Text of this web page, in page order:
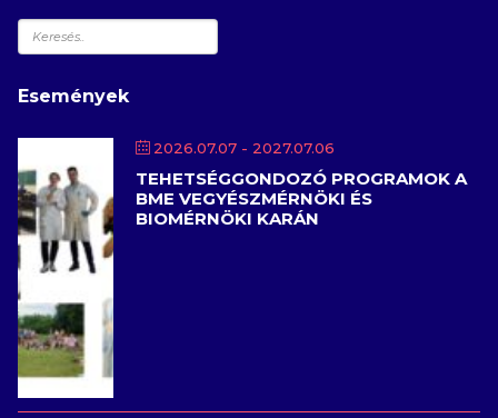
Keresés
Események
2026.07.07 - 2027.07.06
TEHETSÉGGONDOZÓ PROGRAMOK A
BME VEGYÉSZMÉRNÖKI ÉS
BIOMÉRNÖKI KARÁN